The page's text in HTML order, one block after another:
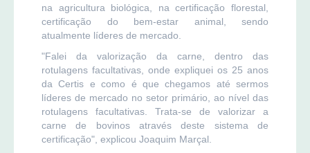
na agricultura biológica, na certificação florestal,
certificação do bem-estar animal, sendo
atualmente líderes de mercado.
"Falei da valorização da carne, dentro das
rotulagens facultativas, onde expliquei os 25 anos
da Certis e como é que chegamos até sermos
líderes de mercado no setor primário, ao nível das
rotulagens facultativas. Trata-se de valorizar a
carne de bovinos através deste sistema de
certificação", explicou Joaquim Marçal.